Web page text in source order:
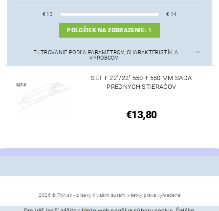
€13 € 14
POLOŽIEK NA ZOBRAZENIE: 1
FILTROVANIE PODĽA PARAMETROV, CHARAKTERISTÍK A
VÝROBCOV
SET F 22"/22" 550 + 550 MM SADA
PREDNÝCH STIERAČOV
€13,80
2026 © 7tin.sk - z lásky k vašim autám, všetky práva vyhradené